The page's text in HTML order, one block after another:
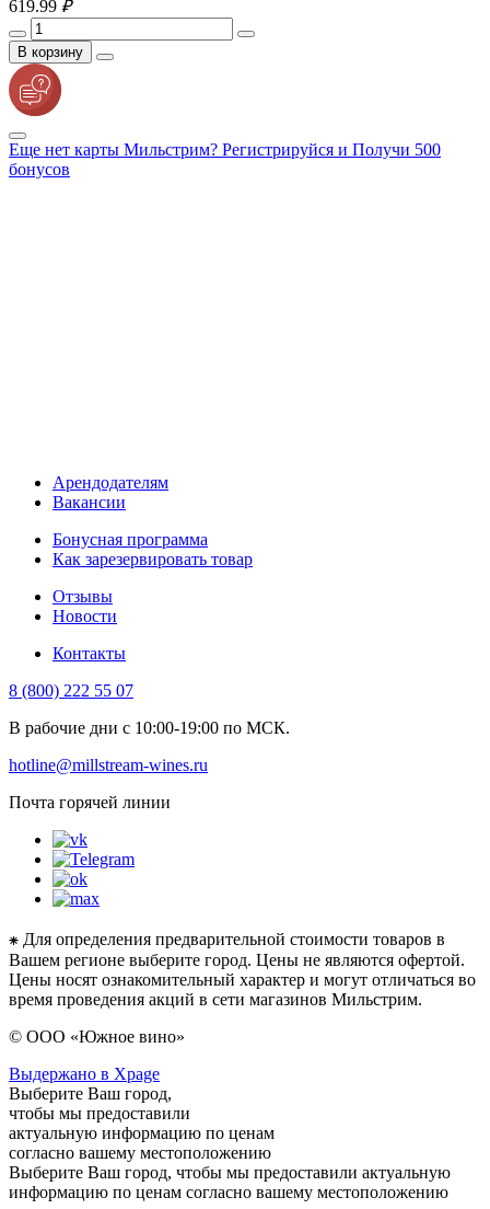
619.99 ₽
В корзину
Еще нет карты Мильстрим? Регистрируйся и Получи 500
бонусов
Арендодателям
Вакансии
Бонусная программа
Как зарезервировать товар
Отзывы
Новости
Контакты
8 (800) 222 55 07
В рабочие дни с 10:00-19:00 по МСК.
hotline@millstream-wines.ru
Почта горячей линии
⁕ Для определения предварительной стоимости товаров в
Вашем регионе выберите город. Цены не являются офертой.
Цены носят ознакомительный характер и могут отличаться во
время проведения акций в сети магазинов Мильстрим.
© ООО «Южное вино»
Выдержано в Xpage
Выберите Ваш город,
чтобы мы предоставили
актуальную информацию по ценам
согласно вашему местоположению
Выберите Ваш город, чтобы мы предоставили актуальную
информацию по ценам согласно вашему местоположению